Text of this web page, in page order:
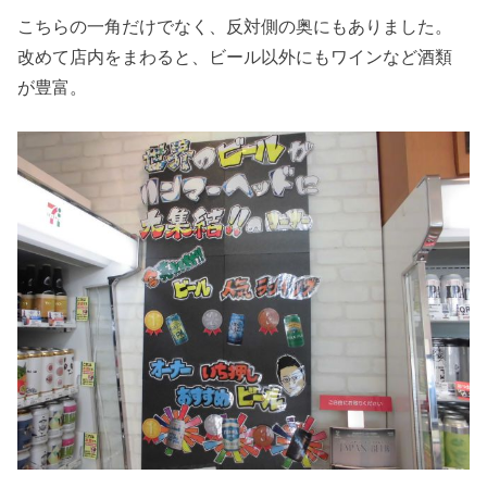
こちらの一角だけでなく、反対側の奥にもありました。
改めて店内をまわると、ビール以外にもワインなど酒類
が豊富。